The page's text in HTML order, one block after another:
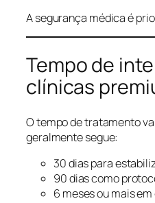
A segurança médica é
Tempo de
clínicas
O tempo de tratamento
geralmente segue:
30 dias para
90 dias como
6 meses ou mais